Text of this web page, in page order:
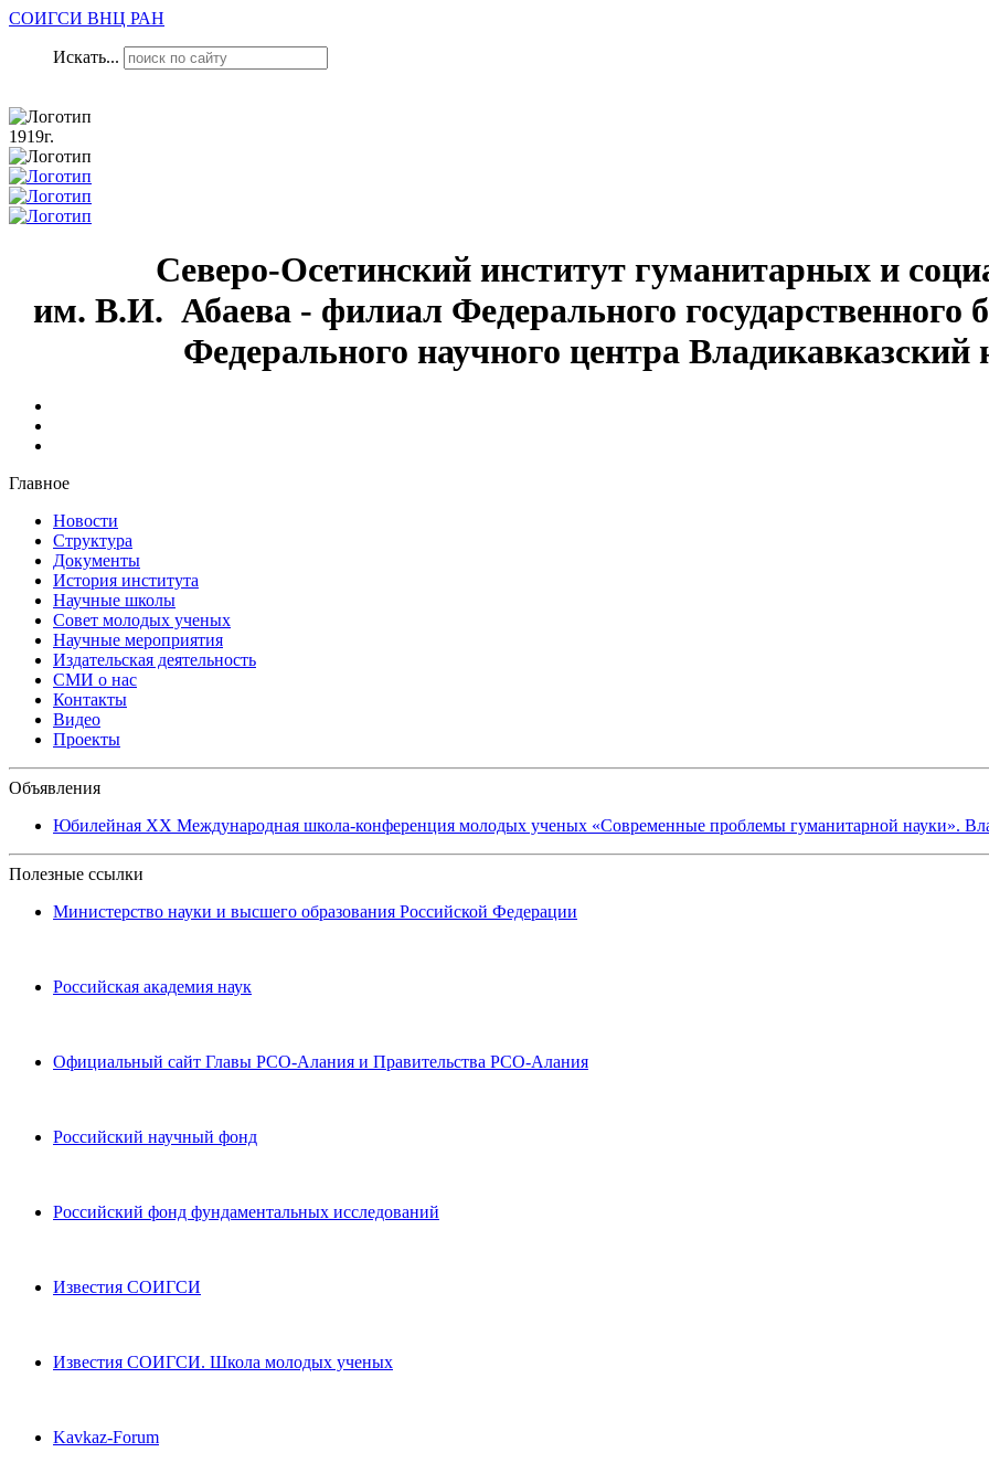
СОИГСИ ВНЦ РАН
Искать...
1919г.
Северо-Осетинский институт гуманитарных и
им. В.И. Абаева - филиал Федерального государственного
Федерального научного центра
Главное
Новости
Структура
Документы
История института
Научные школы
Совет молодых ученых
Научные мероприятия
Издательская деятельность
СМИ о нас
Контакты
Видео
Проекты
Объявления
Юбилейная XХ Международная школа-конференция молодых ученых «Современные проблемы гуманитарной науки».
Полезные ссылки
Министерство науки и высшего образования Российской Федерации
Российская академия наук
Официальный сайт Главы РСО-Алания и Правительства РСО-Алания
Российский научный фонд
Российский фонд фундаментальных исследований
Известия СОИГСИ
Известия СОИГСИ. Школа молодых ученых
Kavkaz-Forum